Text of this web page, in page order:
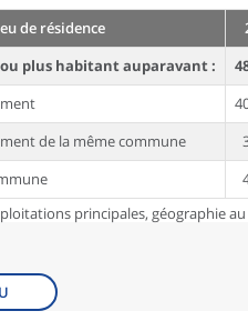
de résidence
ou plus habitant auparavant :
de la même commune
principales, géographie